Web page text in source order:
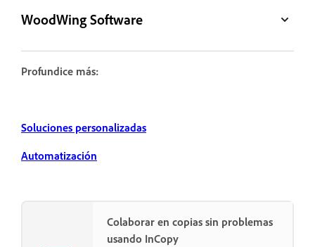
WoodWing Software
Profundice más:
Soluciones personalizadas
Automatización
Colaborar en copias sin problemas
usando InCopy